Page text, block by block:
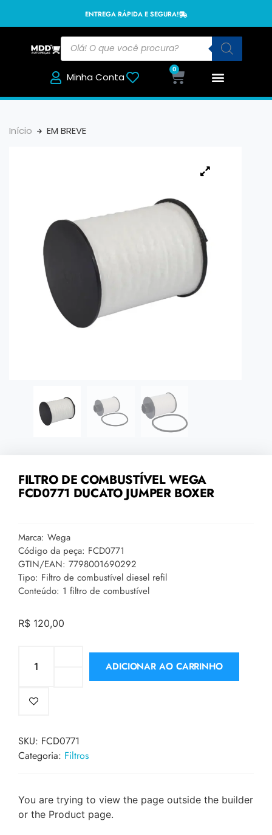
ENTREGA RÁPIDA E SEGURA!
Minha Conta
0
Início EM BREVE
FILTRO DE COMBUSTÍVEL WEGA
FCD0771 DUCATO JUMPER BOXER
Marca: Wega
Código da peça: FCD0771
GTIN/EAN: 7798001690292
Tipo: Filtro de combustível diesel refil
Conteúdo: 1 filtro de combustível
R$ 120,00
ADICIONAR AO CARRINHO
SKU: FCD0771
Categoria: Filtros
You are trying to view the page outside the builder
or the Product page.